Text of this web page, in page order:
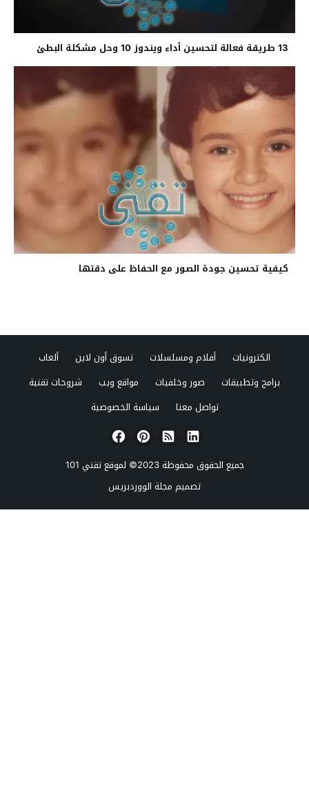
13 طريقة فعالة لتحسين أداء ويندوز 10 وحل مشكلة البطئ
كيفية تحسين جودة الصور مع الحفاظ على دقتها
الكترونيات أفلام ومسلسلات تسوق أون لاين
ألعاب
برامج وتطبيقات
صور وخلفيات مواقع ويب
شروحات تقنية
تواصل معنا
سياسة الخصوصية
جميع الحقوق محفوظة 2023© لموقع
تقني 101
تصميم مجلة الووردبريس